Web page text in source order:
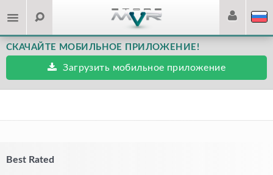
СКАЧАЙТЕ МОБИЛЬНОЕ ПРИЛОЖЕНИЕ!
Загрузить мобильное приложение
Best Rated